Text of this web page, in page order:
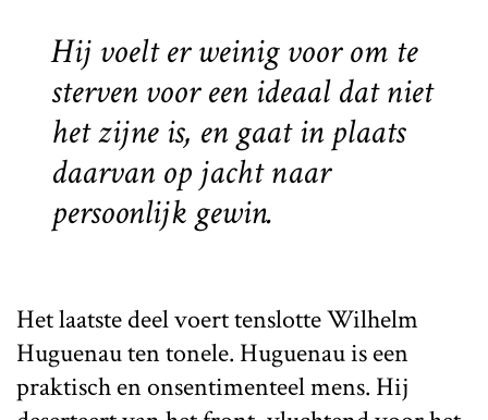
Hij voelt er weinig voor om te
sterven voor een ideaal dat niet
het zijne is, en gaat in plaats
daarvan op jacht naar
persoonlijk gewin.
Het laatste deel voert tenslotte Wilhelm
Huguenau ten tonele. Huguenau is een
praktisch en onsentimenteel mens. Hij